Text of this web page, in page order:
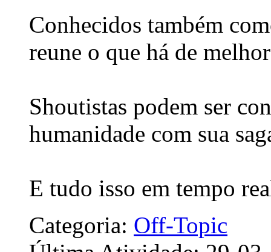
Conhecidos também
reune o que há de
Shoutistas podem ser
humanidade com sua
E tudo isso em tempo
Categoria: Off-Topic